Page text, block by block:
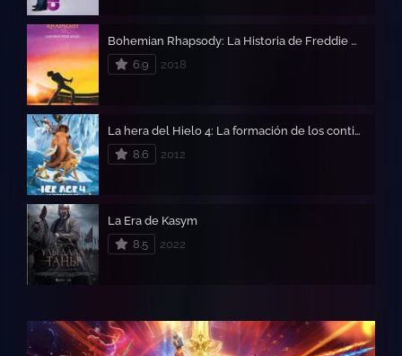
Bohemian Rhapsody: La Historia de Freddie Mercury
6.9
2018
La hera del Hielo 4: La formación de los continentes – Ice Age 4
8.6
2012
La Era de Kasym
8.5
2022